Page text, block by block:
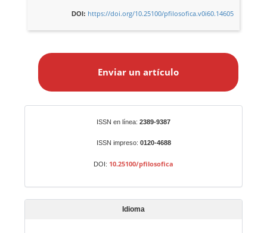
DOI: https://doi.org/10.25100/pfilosofica.v0i60.14605
a
t
í
Enviar un artículo
ISSN en línea: 2389-9387
ISSN impreso: 0120-4688
DOI: 10.25100/pfilosofica
Idioma